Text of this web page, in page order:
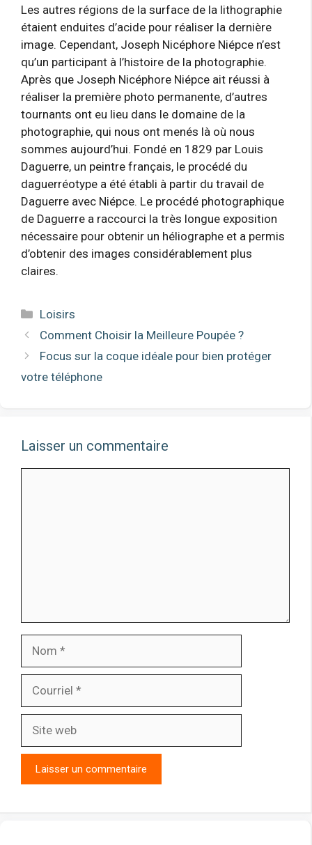
Les autres régions de la surface de la lithographie
étaient enduites d’acide pour réaliser la dernière
image. Cependant, Joseph Nicéphore Niépce n’est
qu’un participant à l’histoire de la photographie.
Après que Joseph Nicéphore Niépce ait réussi à
réaliser la première photo permanente, d’autres
tournants ont eu lieu dans le domaine de la
photographie, qui nous ont menés là où nous
sommes aujourd’hui. Fondé en 1829 par Louis
Daguerre, un peintre français, le procédé du
daguerréotype a été établi à partir du travail de
Daguerre avec Niépce. Le procédé photographique
de Daguerre a raccourci la très longue exposition
nécessaire pour obtenir un héliographe et a permis
d’obtenir des images considérablement plus
claires.
Catégories
Loisirs
Comment Choisir la Meilleure Poupée ?
Focus sur la coque idéale pour bien protéger
votre téléphone
Laisser un commentaire